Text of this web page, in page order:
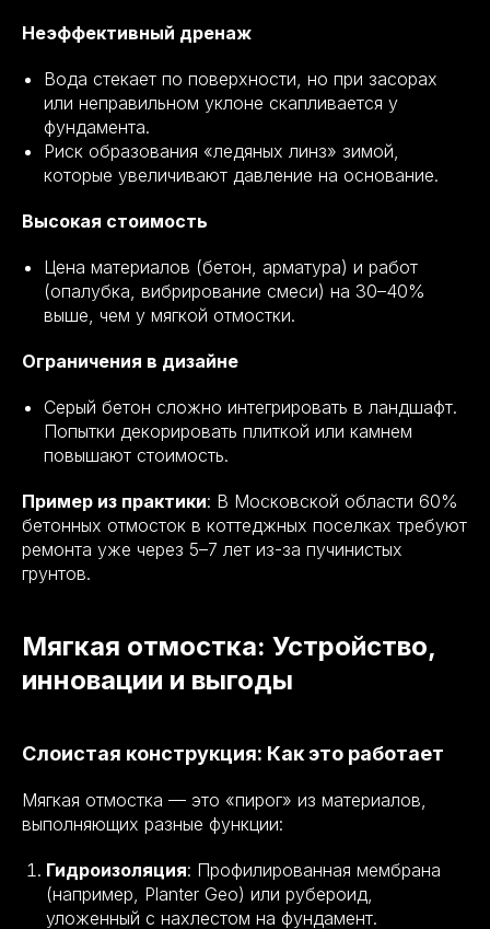
Неэффективный дренаж
Вода стекает по поверхности, но при засорах
или неправильном уклоне скапливается у
фундамента.
Риск образования «ледяных линз» зимой,
которые увеличивают давление на основание.
Высокая стоимость
Цена материалов (бетон, арматура) и работ
(опалубка, вибрирование смеси) на 30–40%
выше, чем у мягкой отмостки.
Ограничения в дизайне
Серый бетон сложно интегрировать в ландшафт.
Попытки декорировать плиткой или камнем
повышают стоимость.
Пример из практики: В Московской области 60%
бетонных отмосток в коттеджных поселках требуют
ремонта уже через 5–7 лет из-за пучинистых
грунтов.
Мягкая отмостка: Устройство,
инновации и выгоды
Слоистая конструкция: Как это работает
Мягкая отмостка — это «пирог» из материалов,
выполняющих разные функции:
Гидроизоляция: Профилированная мембрана
(например, Planter Geo) или рубероид,
уложенный с нахлестом на фундамент.